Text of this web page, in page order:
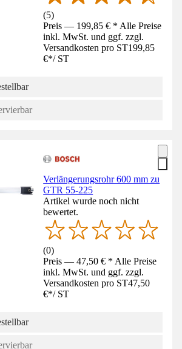
(5)
Preis — 199,85 € * Alle Preise
inkl. MwSt. und ggf. zzgl.
Versandkosten pro ST199,85
€*/ ST
Verlängerungsrohr 600 mm zu
GTR 55-225
Artikel wurde noch nicht
bewertet.
(0)
Preis — 47,50 € * Alle Preise
inkl. MwSt. und ggf. zzgl.
Versandkosten pro ST47,50
€*/ ST